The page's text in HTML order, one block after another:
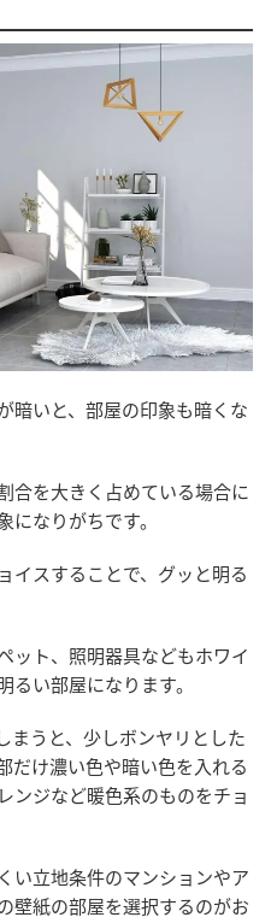
暗いと、部屋の印象も暗くな
合を大きく占めている場合に
なりがちです。
イスすることで、グッと明る
ット、照明器具などもホワイ
るい部屋になります。
まうと、少しボンヤリとした
だけ濃い色や暗い色を入れる
ンジなど暖色系のものをチョ
い立地条件のマンションやア
壁紙の部屋を選択するのがお